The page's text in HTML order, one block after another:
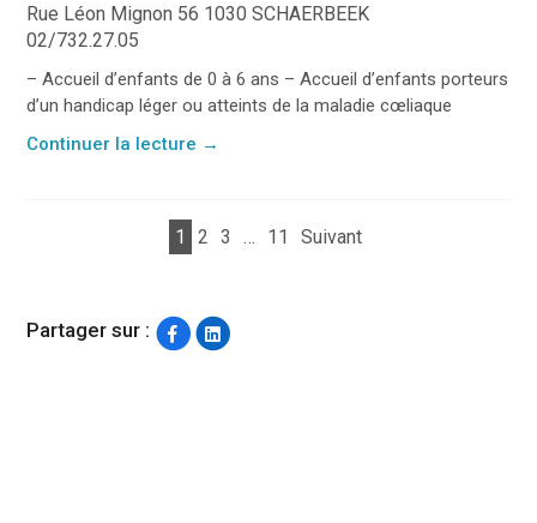
Rue Léon Mignon 56 1030 SCHAERBEEK
02/732.27.05
– Accueil d’enfants de 0 à 6 ans – Accueil d’enfants porteurs
d’un handicap léger ou atteints de la maladie cœliaque
Continuer la lecture →
1 2 3 … 11 Suivant
Partager sur :